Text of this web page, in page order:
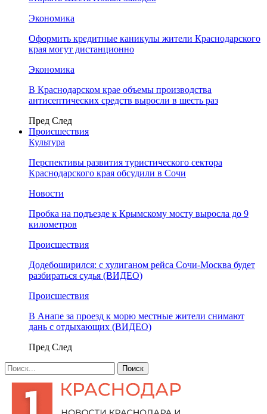
Экономика
Оформить кредитные каникулы жители Краснодарского
края могут дистанционно
Экономика
В Краснодарском крае объемы производства
антисептических средств выросли в шесть раз
Пред След
Происшествия
Культура
Перспективы развития туристического сектора
Краснодарского края обсудили в Сочи
Новости
Пробка на подъезде к Крымскому мосту выросла до 9
километров
Происшествия
Додебоширился: с хулиганом рейса Сочи-Москва будет
разбираться судья (ВИДЕО)
Происшествия
В Анапе за проезд к морю местные жители снимают
дань с отдыхающих (ВИДЕО)
Пред След